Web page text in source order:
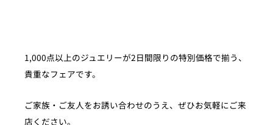
1,000点以上のジュエリーが2日間限りの特別価格で揃う、
貴重なフェアです。
ご家族・ご友人をお誘い合わせのうえ、ぜひお気軽にご来
店ください。